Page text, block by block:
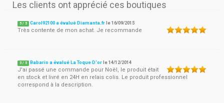
Les clients ont apprécié ces boutiques
5 / 5 Carol92100 a évalué Diamanta.fr le16/09/2015
Très contente de mon achat. Je recommande
5 / 5 Babario a évalué La Toque D'or le14/12/2014
J'ai passé une commande pour Noël, le produit était
en stock et livré en 24H en relais colis. Le produit professionnel
correspond à la description.